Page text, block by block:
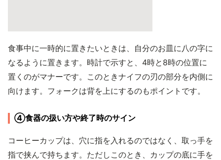
食事中に一時的に置きたいときは、自分のお皿に八の字に
なるように置きます。時計で示すと、4時と8時の位置に
置くのがマナーです。このときナイフの刃の部分を内側に
向けます。フォークは背を上にするのもポイントです。
④食器の扱い方や終了時のサイン
コーヒーカップは、穴に指を入れるのではなく、取っ手を
指で挟んで持ちます。ただしこのとき、カップの底に手を